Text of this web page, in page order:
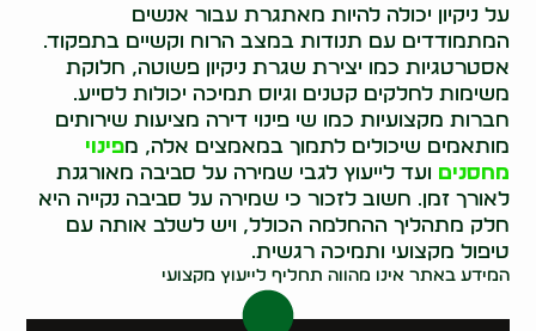
על ניקיון יכולה להיות מאתגרת עבור אנשים
המתמודדים עם תנודות במצב הרוח וקשיים בתפקוד.
אסטרטגיות כמו יצירת שגרת ניקיון פשוטה, חלוקת
משימות לחלקים קטנים וגיוס תמיכה יכולות לסייע.
חברות מקצועיות כמו שי פינוי דירה מציעות שירותים
מותאמים שיכולים לתמוך במאמצים אלה, מפינוי
מחסנים ועד לייעוץ לגבי שמירה על סביבה מאורגנת
לאורך זמן. חשוב לזכור כי שמירה על סביבה נקייה היא
חלק מתהליך ההחלמה הכולל, ויש לשלב אותה עם
טיפול מקצועי ותמיכה רגשית.
המידע באתר אינו מהווה תחליף לייעוץ מקצועי